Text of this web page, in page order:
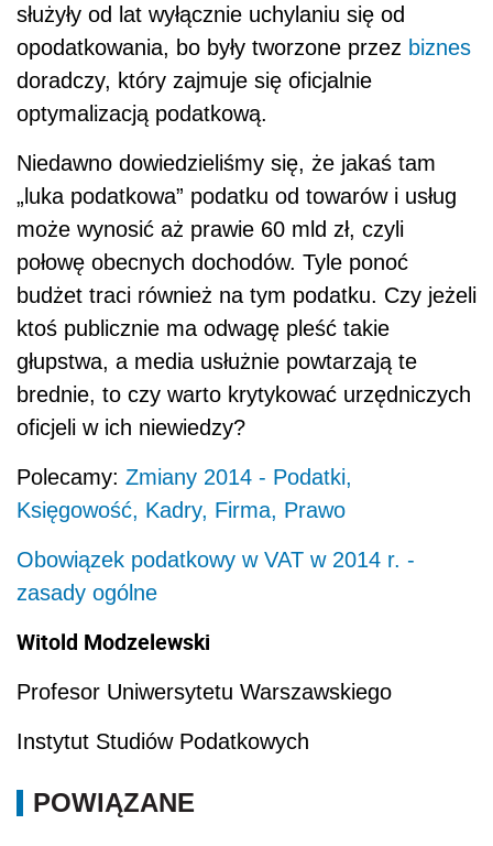
służyły od lat wyłącznie uchylaniu się od
opodatkowania, bo były tworzone przez biznes
doradczy, który zajmuje się oficjalnie
optymalizacją podatkową.
Niedawno dowiedzieliśmy się, że jakaś tam
„luka podatkowa” podatku od towarów i usług
może wynosić aż prawie 60 mld zł, czyli
połowę obecnych dochodów. Tyle ponoć
budżet traci również na tym podatku. Czy jeżeli
ktoś publicznie ma odwagę pleść takie
głupstwa, a media usłużnie powtarzają te
brednie, to czy warto krytykować urzędniczych
oficjeli w ich niewiedzy?
Polecamy: Zmiany 2014 - Podatki,
Księgowość, Kadry, Firma, Prawo
Obowiązek podatkowy w VAT w 2014 r. -
zasady ogólne
Witold Modzelewski
Profesor Uniwersytetu Warszawskiego
Instytut Studiów Podatkowych
POWIĄZANE